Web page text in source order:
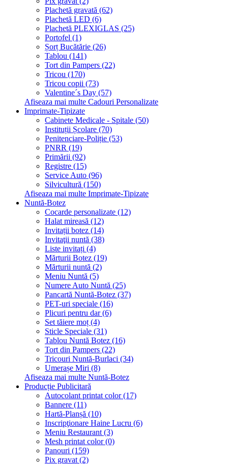
Plachetă gravată (62)
Plachetă LED (6)
Plachetă PLEXIGLAS (25)
Portofel (1)
Șorț Bucătărie (26)
Tablou (141)
Tort din Pampers (22)
Tricou (170)
Tricou copii (73)
Valentine´s Day (57)
Afiseaza mai multe Cadouri Personalizate
Imprimate-Tipizate
Cabinete Medicale - Spitale (50)
Instituții Școlare (70)
Penitenciare-Poliție (53)
PNRR (19)
Primării (92)
Registre (15)
Service Auto (96)
Silvicultură (150)
Afiseaza mai multe Imprimate-Tipizate
Nuntă-Botez
Cocarde personalizate (12)
Halat mireasă (12)
Invitații botez (14)
Invitaţii nuntă (38)
Liste invitați (4)
Mărturii Botez (19)
Mărturii nuntă (2)
Meniu Nuntă (5)
Numere Auto Nuntă (25)
Pancartă Nuntă-Botez (37)
PET-uri speciale (16)
Plicuri pentru dar (6)
Set tăiere moț (4)
Sticle Speciale (31)
Tablou Nuntă Botez (16)
Tort din Pampers (22)
Tricouri Nuntă-Burlaci (34)
Umerașe Miri (8)
Afiseaza mai multe Nuntă-Botez
Producție Publicitară
Autocolant printat color (17)
Bannere (11)
Hartă-Planșă (10)
Inscripţionare Haine Lucru (6)
Meniu Restaurant (3)
Mesh printat color (0)
Panouri (159)
Pix gravat (2)